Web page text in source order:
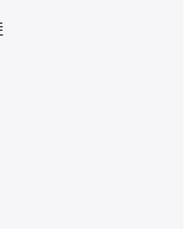
站或直接與酒店聯繫。